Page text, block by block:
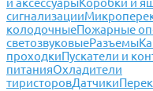
и аксессуарыКоробки и
сигнализации
колодочныеПожарные
светозвуковыеРазъемы
проходкиПускатели и
питанияОхладители
тиристоровДатчики